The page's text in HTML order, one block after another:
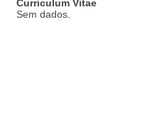
Curriculum Vitae
Sem dados.